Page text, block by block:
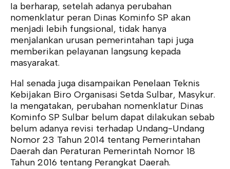
Ia berharap, setelah adanya perubahan
nomenklatur peran Dinas Kominfo SP akan
menjadi lebih fungsional, tidak hanya
menjalankan urusan pemerintahan tapi juga
memberikan pelayanan langsung kepada
masyarakat.
Hal senada juga disampaikan Penelaan Teknis
Kebijakan Biro Organisasi Setda Sulbar, Masykur.
Ia mengatakan, perubahan nomenklatur Dinas
Kominfo SP Sulbar belum dapat dilakukan sebab
belum adanya revisi terhadap Undang-Undang
Nomor 23 Tahun 2014 tentang Pemerintahan
Daerah dan Peraturan Pemerintah Nomor 18
Tahun 2016 tentang Perangkat Daerah.